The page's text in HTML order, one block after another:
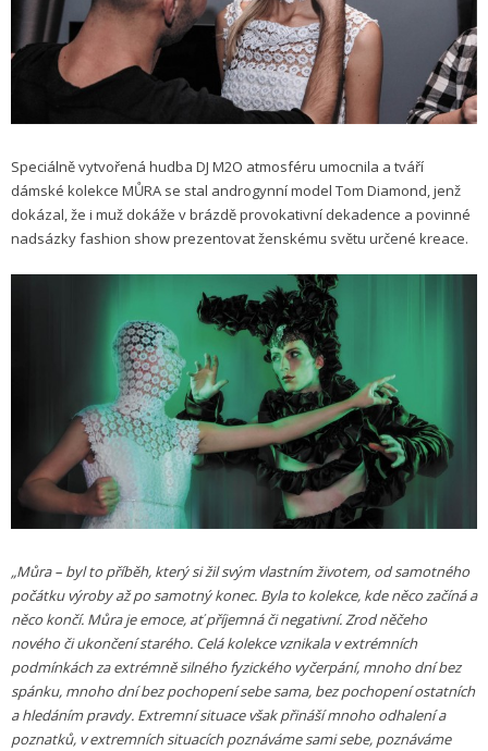
Speciálně vytvořená hudba DJ M2O atmosféru umocnila a tváří
dámské kolekce MŮRA se stal androgynní model Tom Diamond, jenž
dokázal, že i muž dokáže v brázdě provokativní dekadence a povinné
nadsázky fashion show prezentovat ženskému světu určené kreace.
„Můra – byl to příběh, který si žil svým vlastním životem, od samotného
počátku výroby až po samotný konec. Byla to kolekce, kde něco začíná a
něco končí. Můra je emoce, ať příjemná či negativní. Zrod něčeho
nového či ukončení starého. Celá kolekce vznikala v extrémních
podmínkách za extrémně silného fyzického vyčerpání, mnoho dní bez
spánku, mnoho dní bez pochopení sebe sama, bez pochopení ostatních
a hledáním pravdy. Extremní situace však přináší mnoho odhalení a
poznatků, v extremních situacích poznáváme sami sebe, poznáváme